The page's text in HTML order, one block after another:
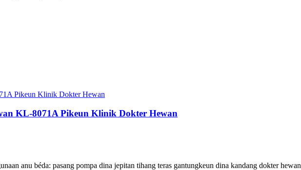
KL-8071A Pikeun Klinik Dokter Hewan
anu béda: pasang pompa dina jepitan tihang teras gantungkeun dina kandang dokter hewan